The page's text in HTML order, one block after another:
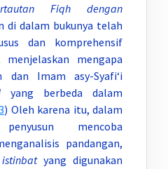
Fiqh dengan
di dalam bukunya telah
dan komprehensif
mengapa
dan Imam asy-Syafi‘i
yang berbeda dalam
) Oleh karena itu, dalam
mencoba
pandangan,
istinbatyang digunakan